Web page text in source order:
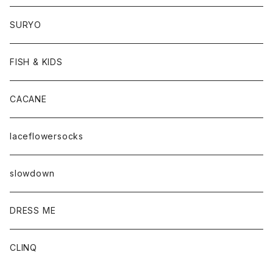
SURYO
FISH & KIDS
CACANE
laceflowersocks
slowdown
DRESS ME
CLINQ